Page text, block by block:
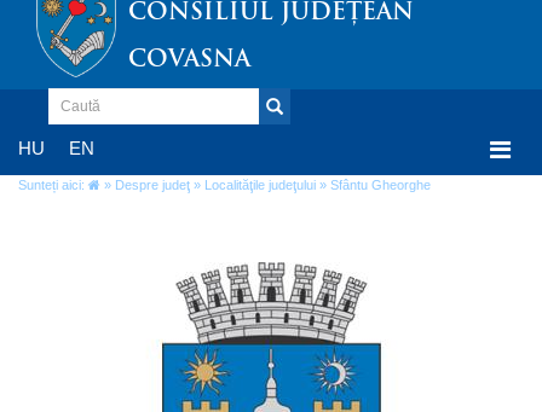
CONSILIUL JUDEȚEAN
COVASNA
HU EN
Sunteți aici: » Despre judeţ » Localităţile judeţului » Sfântu Gheorghe